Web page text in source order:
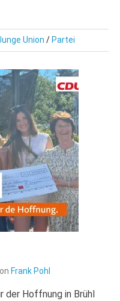
Union / Partei
Frank Pohl
der Hoffnung in Brühl